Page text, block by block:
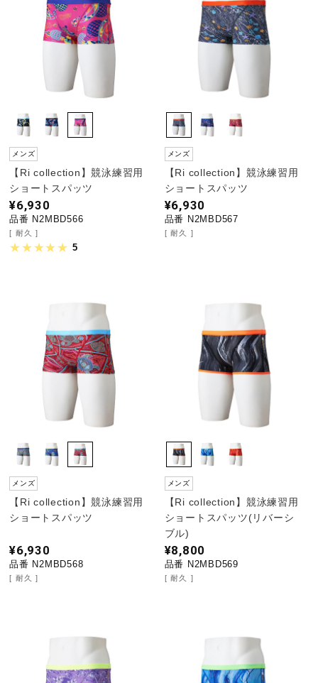
メンズ
【Ri collection】競泳練習用
ショートスパッツ
¥6,930
品番 N2MBD566
耐久
5
メンズ
【Ri collection】競泳練習用
ショートスパッツ
¥6,930
品番 N2MBD567
耐久
メンズ
【Ri collection】競泳練習用
ショートスパッツ
¥6,930
品番 N2MBD568
耐久
メンズ
【Ri collection】競泳練習用
ショートスパッツ(リバーシ
ブル)
¥8,800
品番 N2MBD569
耐久